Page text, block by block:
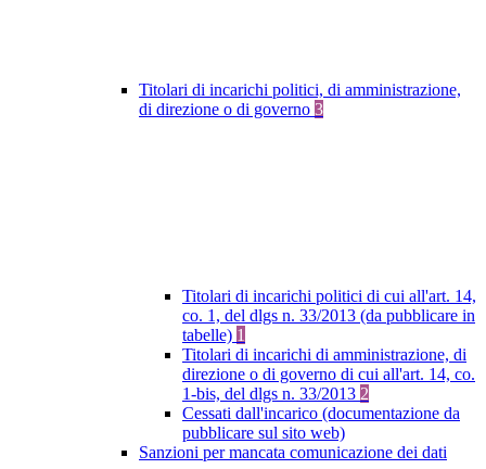
Titolari di incarichi politici, di amministrazione,
di direzione o di governo 3
Titolari di incarichi politici di cui all'art. 14,
co. 1, del dlgs n. 33/2013 (da pubblicare in
tabelle) 1
Titolari di incarichi di amministrazione, di
direzione o di governo di cui all'art. 14, co.
1-bis, del dlgs n. 33/2013 2
Cessati dall'incarico (documentazione da
pubblicare sul sito web)
Sanzioni per mancata comunicazione dei dati